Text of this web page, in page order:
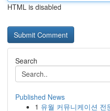
HTML is disabled
Search
Published News
1 유월 커뮤니케이션 전